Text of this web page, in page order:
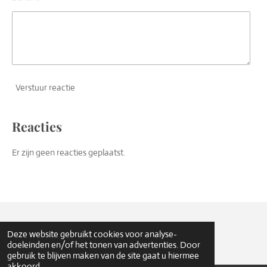
Deze website gebruikt cookies voor analyse-
doeleinden en/of het tonen van advertenties. Door
gebruik te blijven maken van de site gaat u hiermee
Verstuur reactie
Reacties
Er zijn geen reacties geplaatst.
© 2017 Sint Joris Gilde Oirschot